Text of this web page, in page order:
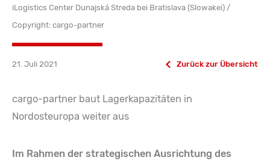
iLogistics Center Dunajská Streda bei Bratislava (Slowakei) /
Copyright: cargo-partner
21. Juli 2021 Zurück zur Übersicht
cargo-partner baut Lagerkapazitäten in
Nordosteuropa weiter aus
Im Rahmen der strategischen Ausrichtung des